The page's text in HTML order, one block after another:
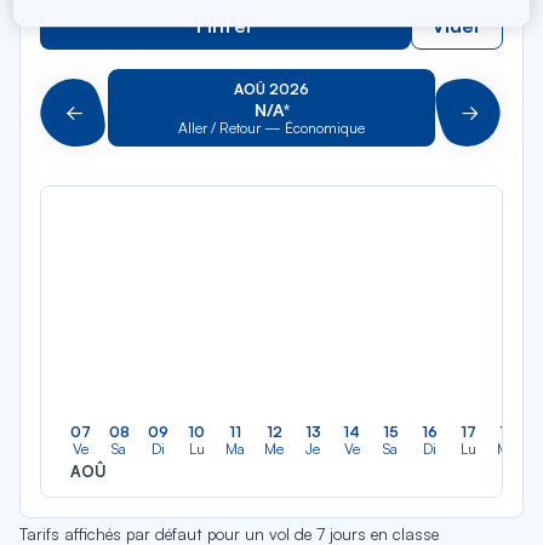
Filtrer Vider
Précédent
AOÛ 2026
N/A*
Aller / Retour — Économique Suivant
07
Ve
AOÛ
08
Sa
09
Di
10
Lu
11
Ma
12
Me
13
Je
14
Ve
15
Sa
16
Di
17
Lu
18
Ma
Tarifs affichés par défaut pour un vol de 7 jours en classe